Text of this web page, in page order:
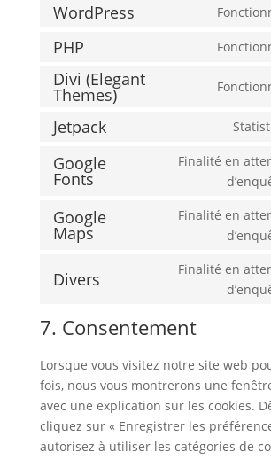
WordPress
PHP
Divi (Elegant
Themes)
Jetpack
Google
Fonts
Finalité en
Google
Maps
Finalité en
Divers
Finalité en
7. Consentement
Lorsque vous visitez notre site web
fois, nous vous montrerons une
avec une explication sur les cookies.
cliquez sur « Enregistrer les
autorisez à utiliser les catégories de